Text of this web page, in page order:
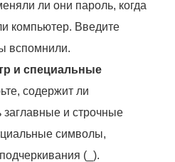
ли они пароль, когда
компьютер. Введите
вспомнили.
и специальные
содержит ли
и строчные
символы,
(_).